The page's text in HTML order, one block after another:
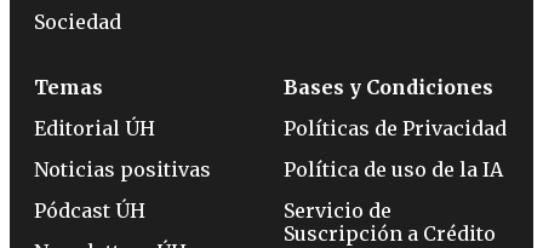
Sociedad
Temas
Editorial ÚH
Noticias positivas
Pódcast ÚH
Bases y Condiciones
Políticas de Privacidad
Política de uso de la IA
Servicio de
Suscripción a Crédito